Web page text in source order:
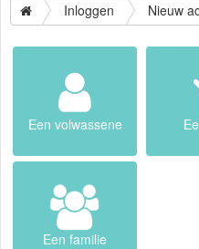
Inloggen Nieuw
Een volwassene
Een familie